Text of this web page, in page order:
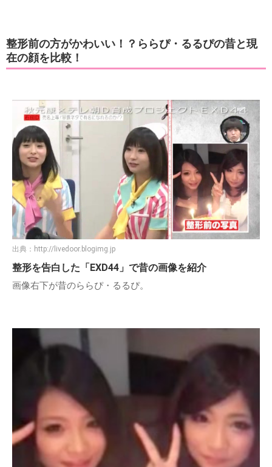
整形前の方がかわいい！？ららぴ・るるぴの昔と現
在の顔を比較！
出典： http://livedoor.blogimg.jp
整形を告白した「EXD44」で昔の画像を紹介
画像右下が昔のららぴ・るるぴ。